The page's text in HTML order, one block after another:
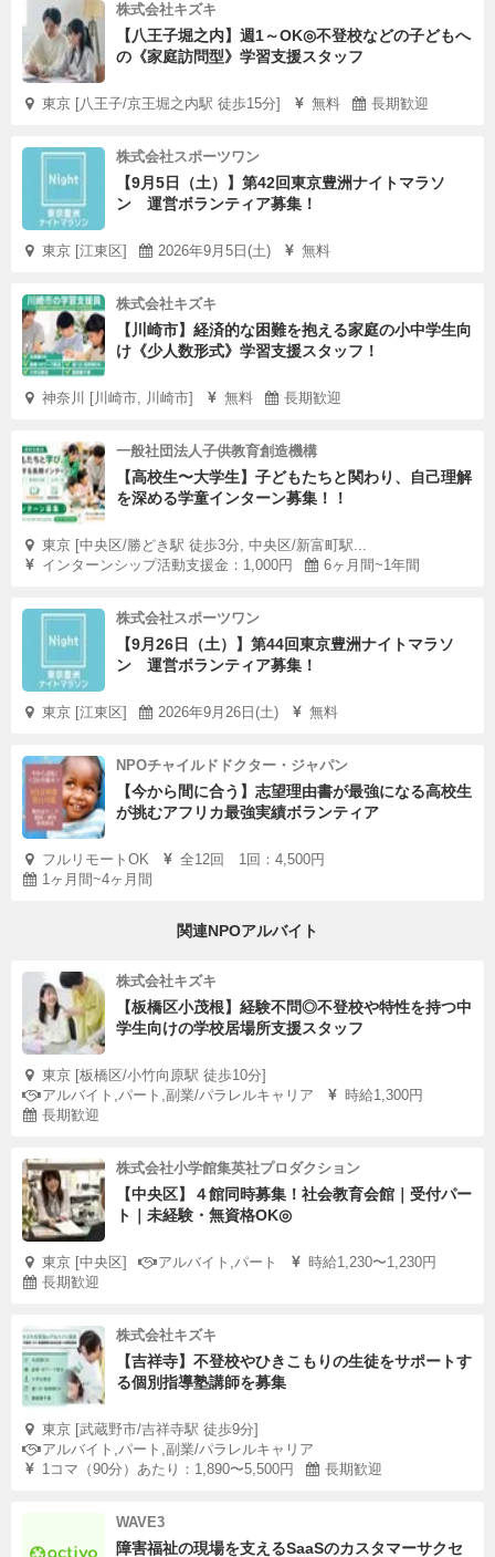
株式会社キズキ
【八王子堀之内】週1～OK◎不登校などの子どもへ
の《家庭訪問型》学習支援スタッフ
東京 [八王子/京王堀之内駅 徒歩15分] 無料 長期歓迎
株式会社スポーツワン
【9月5日（土）】第42回東京豊洲ナイトマラソ
ン 運営ボランティア募集！
東京 [江東区] 2026年9月5日(土) 無料
株式会社キズキ
【川崎市】経済的な困難を抱える家庭の小中学生向
け《少人数形式》学習支援スタッフ！
神奈川 [川崎市, 川崎市] 無料 長期歓迎
一般社団法人子供教育創造機構
【高校生〜大学生】子どもたちと関わり、自己理解
を深める学童インターン募集！！
東京 [中央区/勝どき駅 徒歩3分, 中央区/新富町駅...
インターンシップ活動支援金：1,000円
6ヶ月間~1年間
株式会社スポーツワン
【9月26日（土）】第44回東京豊洲ナイトマラソ
ン 運営ボランティア募集！
東京 [江東区] 2026年9月26日(土) 無料
NPOチャイルドドクター・ジャパン
【今から間に合う】志望理由書が最強になる高校生
が挑むアフリカ最強実績ボランティア
フルリモートOK
全12回 1回：4,500円
1ヶ月間~4ヶ月間
関連NPOアルバイト
株式会社キズキ
【板橋区小茂根】経験不問◎不登校や特性を持つ中
学生向けの学校居場所支援スタッフ
東京 [板橋区/小竹向原駅 徒歩10分]
アルバイト,パート,副業/パラレルキャリア
時給1,300円
長期歓迎
株式会社小学館集英社プロダクション
【中央区】４館同時募集！社会教育会館｜受付パー
ト｜未経験・無資格OK◎
東京 [中央区] アルバイト,パート
時給1,230〜1,230円
長期歓迎
株式会社キズキ
【吉祥寺】不登校やひきこもりの生徒をサポートす
る個別指導塾講師を募集
東京 [武蔵野市/吉祥寺駅 徒歩9分]
アルバイト,パート,副業/パラレルキャリア
1コマ（90分）あたり：1,890〜5,500円
長期歓迎
WAVE3
障害福祉の現場を支えるSaaSのカスタマーサクセ